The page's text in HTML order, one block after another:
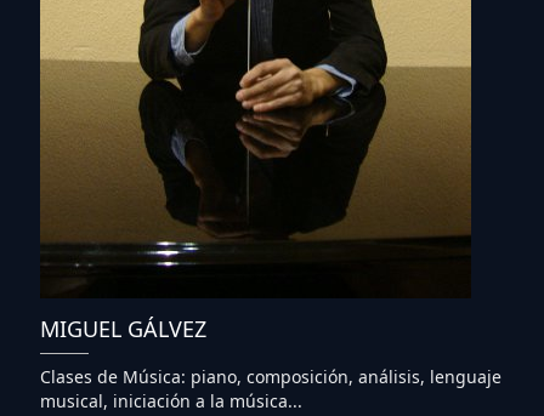
MIGUEL GÁLVEZ
Clases de Música: piano, composición, análisis, lenguaje
musical, iniciación a la música...